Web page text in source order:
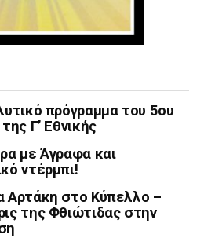
πρόγραμμα του 5ου
Γ’ Εθνικής
με Άγραφα και
ντέρμπι!
Αρτάκη στο Κύπελλο –
της Φθιώτιδας στην